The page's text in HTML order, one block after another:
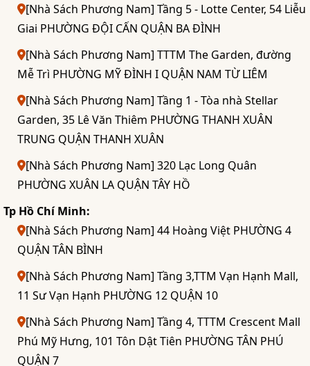
[Nhà Sách Phương Nam] Tầng 5 - Lotte Center, 54 Liễu
Giai PHƯỜNG ĐỘI CẤN QUẬN BA ĐÌNH
[Nhà Sách Phương Nam] TTTM The Garden, đường
Mễ Trì PHƯỜNG MỸ ĐÌNH I QUẬN NAM TỪ LIÊM
[Nhà Sách Phương Nam] Tầng 1 - Tòa nhà Stellar
Garden, 35 Lê Văn Thiêm PHƯỜNG THANH XUÂN
TRUNG QUẬN THANH XUÂN
[Nhà Sách Phương Nam] 320 Lạc Long Quân
PHƯỜNG XUÂN LA QUẬN TÂY HỒ
Tp Hồ Chí Minh:
[Nhà Sách Phương Nam] 44 Hoàng Việt PHƯỜNG 4
QUẬN TÂN BÌNH
[Nhà Sách Phương Nam] Tầng 3,TTM Vạn Hạnh Mall,
11 Sư Vạn Hạnh PHƯỜNG 12 QUẬN 10
[Nhà Sách Phương Nam] Tầng 4, TTTM Crescent Mall
Phú Mỹ Hưng, 101 Tôn Dật Tiên PHƯỜNG TÂN PHÚ
QUẬN 7